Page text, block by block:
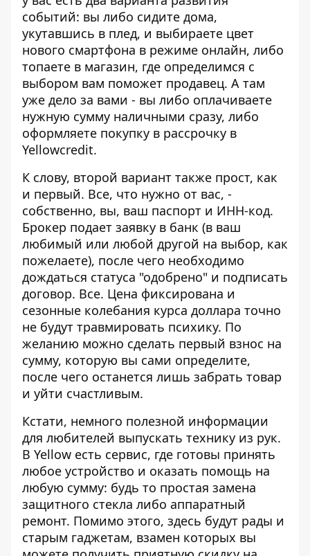
событий: вы либо сидите дома,
укутавшись в плед, и выбираете цвет
нового смартфона в режиме онлайн, либо
топаете в магазин, где определимся с
выбором вам поможет продавец. А там
уже дело за вами - вы либо оплачиваете
нужную сумму наличными сразу, либо
оформляете покупку в рассрочку в
Yellowcredit.
К слову, второй вариант также прост, как
и первый. Все, что нужно от вас, -
собственно, вы, ваш паспорт и ИНН-код.
Брокер подает заявку в банк (в ваш
любимый или любой другой на выбор, как
пожелаете), после чего необходимо
дождаться статуса "одобрено" и подписать
договор. Все. Цена фиксирована и
сезонные колебания курса доллара точно
не будут травмировать психику. По
желанию можно сделать первый взнос на
сумму, которую вы сами определите,
после чего останется лишь забрать товар
и уйти счастливым.
Кстати, немного полезной информации
для любителей выпускать технику из рук.
В Yellow есть сервис, где готовы принять
любое устройство и оказать помощь на
любую сумму: будь то простая замена
защитного стекла либо аппаратный
ремонт. Помимо этого, здесь будут рады и
старым гаджетам, взамен которых вы